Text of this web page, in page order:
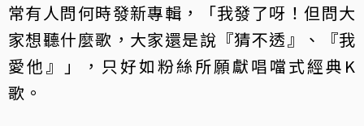
常有人問何時發新專輯，「我發了呀！但問大
家想聽什麼歌，大家還是說『猜不透』、『我
愛他』」，只好如粉絲所願獻唱噹式經典K
歌。